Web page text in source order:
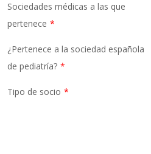
Sociedades médicas a las que
pertenece *
¿Pertenece a la sociedad española
de pediatría? *
Tipo de socio *